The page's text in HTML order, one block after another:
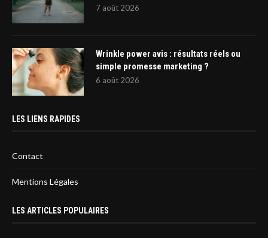
7 août 2026
Wrinkle power avis : résultats réels ou
simple promesse marketing ?
6 août 2026
LES LIENS RAPIDES
Contact
Mentions Légales
LES ARTICLES POPULAIRES